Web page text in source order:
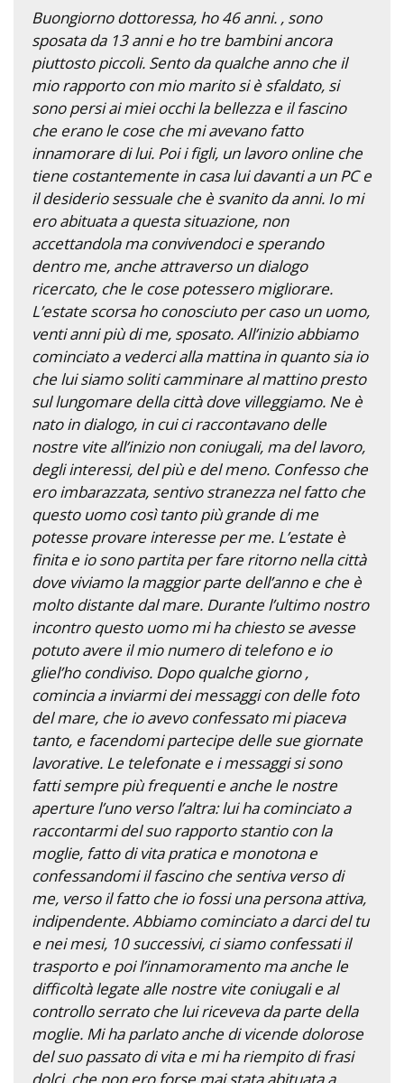
Buongiorno dottoressa, ho 46 anni. , sono
sposata da 13 anni e ho tre bambini ancora
piuttosto piccoli. Sento da qualche anno che il
mio rapporto con mio marito si è sfaldato, si
sono persi ai miei occhi la bellezza e il fascino
che erano le cose che mi avevano fatto
innamorare di lui. Poi i figli, un lavoro online che
tiene costantemente in casa lui davanti a un PC e
il desiderio sessuale che è svanito da anni. Io mi
ero abituata a questa situazione, non
accettandola ma convivendoci e sperando
dentro me, anche attraverso un dialogo
ricercato, che le cose potessero migliorare.
L’estate scorsa ho conosciuto per caso un uomo,
venti anni più di me, sposato. All’inizio abbiamo
cominciato a vederci alla mattina in quanto sia io
che lui siamo soliti camminare al mattino presto
sul lungomare della città dove villeggiamo. Ne è
nato in dialogo, in cui ci raccontavano delle
nostre vite all’inizio non coniugali, ma del lavoro,
degli interessi, del più e del meno. Confesso che
ero imbarazzata, sentivo stranezza nel fatto che
questo uomo così tanto più grande di me
potesse provare interesse per me. L’estate è
finita e io sono partita per fare ritorno nella città
dove viviamo la maggior parte dell’anno e che è
molto distante dal mare. Durante l’ultimo nostro
incontro questo uomo mi ha chiesto se avesse
potuto avere il mio numero di telefono e io
gliel’ho condiviso. Dopo qualche giorno ,
comincia a inviarmi dei messaggi con delle foto
del mare, che io avevo confessato mi piaceva
tanto, e facendomi partecipe delle sue giornate
lavorative. Le telefonate e i messaggi si sono
fatti sempre più frequenti e anche le nostre
aperture l’uno verso l’altra: lui ha cominciato a
raccontarmi del suo rapporto stantio con la
moglie, fatto di vita pratica e monotona e
confessandomi il fascino che sentiva verso di
me, verso il fatto che io fossi una persona attiva,
indipendente. Abbiamo cominciato a darci del tu
e nei mesi, 10 successivi, ci siamo confessati il
trasporto e poi l’innamoramento ma anche le
difficoltà legate alle nostre vite coniugali e al
controllo serrato che lui riceveva da parte della
moglie. Mi ha parlato anche di vicende dolorose
del suo passato di vita e mi ha riempito di frasi